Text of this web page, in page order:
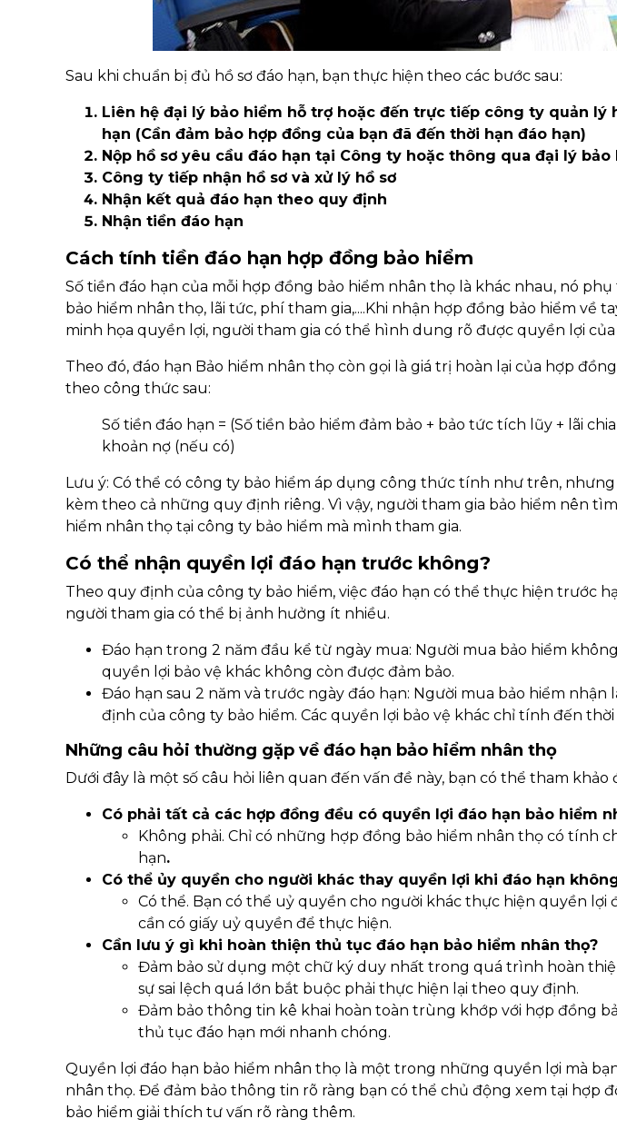
Sau khi chuẩn bị đủ hồ sơ đáo hạn, bạn thực hiện theo các bước sau:
Liên hệ đại lý bảo hiểm hỗ trợ hoặc đến trực tiếp công ty quản lý
hạn (Cần đảm bảo hợp đồng của bạn đã đến thời hạn đáo hạn)
Nộp hồ sơ yêu cầu đáo hạn tại Công ty hoặc thông qua đại lý bảo
Công ty tiếp nhận hồ sơ và xử lý hồ sơ
Nhận kết quả đáo hạn theo quy định
Nhận tiền đáo hạn
Cách tính tiền đáo hạn hợp đồng bảo hiểm
Số tiền đáo hạn của mỗi hợp đồng bảo hiểm nhân thọ là khác nhau, nó
bảo hiểm nhân thọ, lãi tức, phí tham gia,....Khi nhận hợp đồng bảo hiểm về
minh họa quyền lợi, người tham gia có thể hình dung rõ được quyền lợi
Theo đó, đáo hạn Bảo hiểm nhân thọ còn gọi là giá trị hoàn lại của hợp
theo công thức sau:
Số tiền đáo hạn = (Số tiền bảo hiểm đảm bảo + bảo tức tích lũy + lãi
khoản nợ (nếu có)
Lưu ý: Có thể có công ty bảo hiểm áp dụng công thức tính như trên,
kèm theo cả những quy định riêng. Vì vậy, người tham gia bảo hiểm nên
hiểm nhân thọ tại công ty bảo hiểm mà mình tham gia.
Có thể nhận quyền lợi đáo hạn trước không?
Theo quy định của công ty bảo hiểm, việc đáo hạn có thể thực hiện trước
người tham gia có thể bị ảnh hưởng ít nhiều.
Đáo hạn trong 2 năm đầu kể từ ngày mua: Người mua bảo hiểm
quyền lợi bảo vệ khác không còn được đảm bảo.
Đáo hạn sau 2 năm và trước ngày đáo hạn: Người mua bảo hiểm
định của công ty bảo hiểm. Các quyền lợi bảo vệ khác chỉ tính đến
Những câu hỏi thường gặp về đáo hạn bảo hiểm nhân thọ
Dưới đây là một số câu hỏi liên quan đến vấn đề này, bạn có thể tham khảo
Có phải tất cả các hợp đồng đều có quyền lợi đáo hạn bảo hiểm
Không phải. Chỉ có những hợp đồng bảo hiểm nhân thọ có tính
hạn.
Có thể ủy quyền cho người khác thay quyền lợi khi đáo hạn
Có thể. Bạn có thể uỷ quyền cho người khác thực hiện quyền lợi
cần có giấy uỷ quyền để thực hiện.
​​​​​​​Cần lưu ý gì khi hoàn thiện thủ tục đáo hạn bảo hiểm nhân thọ?
​​​​​​​​​​​​​​Đảm bảo sử dụng một chữ ký duy nhất trong quá trình hoàn
sự sai lệch quá lớn bắt buộc phải thực hiện lại theo quy định.
Đảm bảo thông tin kê khai hoàn toàn trùng khớp với hợp đồng
thủ tục đáo hạn mới nhanh chóng.
Quyền lợi đáo hạn bảo hiểm nhân thọ là một trong những quyền lợi mà
nhân thọ. Để đảm bảo thông tin rõ ràng bạn có thể chủ động xem tại hợp
bảo hiểm giải thích tư vấn rõ ràng thêm.